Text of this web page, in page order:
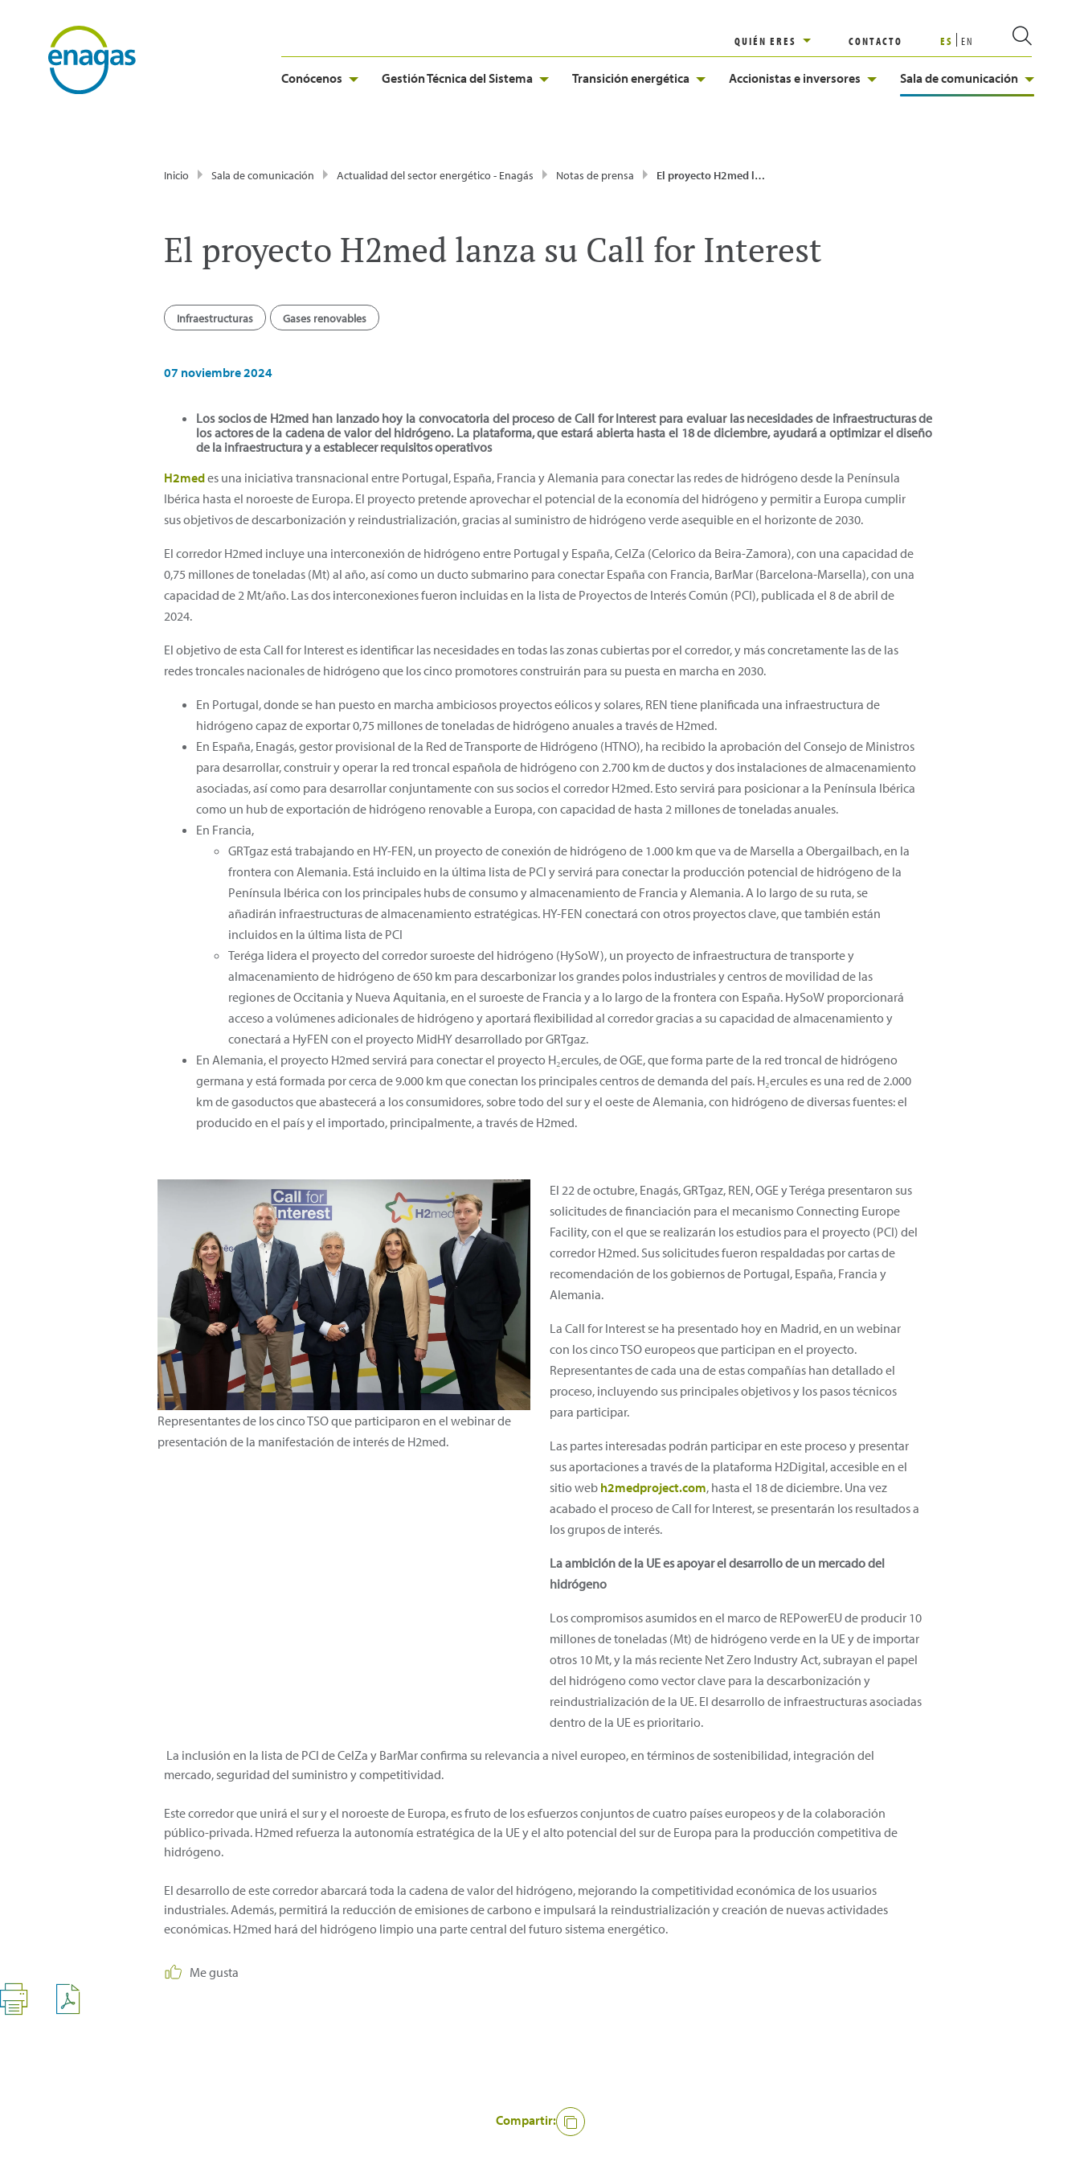
QUIÉN ERES CONTACTO ES EN
Conócenos Gestión Técnica del Sistema Transición energética Accionistas e inversores Sala de comunicación
Inicio Sala de comunicación Actualidad del sector energético - Enagás Notas de prensa El proyecto H2med lanza su Call for Interest
El proyecto H2med lanza su Call for Interest
Infraestructuras Gases renovables
07 noviembre 2024
Los socios de H2med han lanzado hoy la convocatoria del proceso de Call for Interest para evaluar las necesidades de infraestructuras de
los actores de la cadena de valor del hidrógeno. La plataforma, que estará abierta hasta el 18 de diciembre, ayudará a optimizar el diseño
de la infraestructura y a establecer requisitos operativos
H2medes una iniciativa transnacional entre Portugal, España, Francia y Alemania para conectar las redes de hidrógeno desde la Península
Ibérica hasta el noroeste de Europa. El proyecto pretende aprovechar el potencial de la economía del hidrógeno y permitir a Europa cumplir
sus objetivos de descarbonización y reindustrialización, gracias al suministro de hidrógeno verde asequible en el horizonte de 2030.
El corredor H2med incluye una interconexión de hidrógeno entre Portugal y España, CelZa (Celorico da Beira-Zamora), con una capacidad de
0,75 millones de toneladas (Mt) al año, así como un ducto submarino para conectar España con Francia, BarMar (Barcelona-Marsella), con una
capacidad de 2 Mt/año. Las dos interconexiones fueron incluidas en la lista de Proyectos de Interés Común (PCI), publicada el 8 de abril de
2024.
El objetivo de esta Call for Interest es identificar las necesidades en todas las zonas cubiertas por el corredor, y más concretamente las de las
redes troncales nacionales de hidrógeno que los cinco promotores construirán para su puesta en marcha en 2030.
En Portugal, donde se han puesto en marcha ambiciosos proyectos eólicos y solares, REN tiene planificada una infraestructura de
hidrógeno capaz de exportar 0,75 millones de toneladas de hidrógeno anuales a través de H2med.
En España, Enagás, gestor provisional de la Red de Transporte de Hidrógeno (HTNO), ha recibido la aprobación del Consejo de Ministros
para desarrollar, construir y operar la red troncal española de hidrógeno con 2.700 km de ductos y dos instalaciones de almacenamiento
asociadas, así como para desarrollar conjuntamente con sus socios el corredor H2med. Esto servirá para posicionar a la Península Ibérica
como un hub de exportación de hidrógeno renovable a Europa, con capacidad de hasta 2 millones de toneladas anuales.
En Francia,
GRTgaz está trabajando en HY-FEN, un proyecto de conexión de hidrógeno de 1.000 km que va de Marsella a Obergailbach, en la
frontera con Alemania. Está incluido en la última lista de PCI y servirá para conectar la producción potencial de hidrógeno de la
Península Ibérica con los principales hubs de consumo y almacenamiento de Francia y Alemania. A lo largo de su ruta, se
añadirán infraestructuras de almacenamiento estratégicas. HY-FEN conectará con otros proyectos clave, que también están
incluidos en la última lista de PCI
Teréga lidera el proyecto del corredor suroeste del hidrógeno (HySoW), un proyecto de infraestructura de transporte y
almacenamiento de hidrógeno de 650 km para descarbonizar los grandes polos industriales y centros de movilidad de las
regiones de Occitania y Nueva Aquitania, en el suroeste de Francia y a lo largo de la frontera con España. HySoW proporcionará
acceso a volúmenes adicionales de hidrógeno y aportará flexibilidad al corredor gracias a su capacidad de almacenamiento y
conectará a HyFEN con el proyecto MidHY desarrollado por GRTgaz.
En Alemania, el proyecto H2med servirá para conectar el proyecto H₂ercules, de OGE, que forma parte de la red troncal de hidrógeno
germana y está formada por cerca de 9.000 km que conectan los principales centros de demanda del país. H₂ercules es una red de 2.000
km de gasoductos que abastecerá a los consumidores, sobre todo del sur y el oeste de Alemania, con hidrógeno de diversas fuentes: el
producido en el país y el importado, principalmente, a través de H2med.
Representantes de los cinco TSO que participaron en el webinar de
presentación de la manifestación de interés de H2med.
El 22 de octubre, Enagás, GRTgaz, REN, OGE y Teréga presentaron sus
solicitudes de financiación para el mecanismo Connecting Europe
Facility, con el que se realizarán los estudios para el proyecto (PCI) del
corredor H2med. Sus solicitudes fueron respaldadas por cartas de
recomendación de los gobiernos de Portugal, España, Francia y
Alemania.
La Call for Interest se ha presentado hoy en Madrid, en un webinar
con los cinco TSO europeos que participan en el proyecto.
Representantes de cada una de estas compañías han detallado el
proceso, incluyendo sus principales objetivos y los pasos técnicos
para participar.
Las partes interesadas podrán participar en este proceso y presentar
sus aportaciones a través de la plataforma H2Digital, accesible en el
sitio web h2medproject.com, hasta el 18 de diciembre. Una vez
acabado el proceso de Call for Interest, se presentarán los resultados a
los grupos de interés.
La ambición de la UE es apoyar el desarrollo de un mercado del
hidrógeno
Los compromisos asumidos en el marco de REPowerEU de producir 10
millones de toneladas (Mt) de hidrógeno verde en la UE y de importar
otros 10 Mt, y la más reciente Net Zero Industry Act, subrayan el papel
del hidrógeno como vector clave para la descarbonización y
reindustrialización de la UE. El desarrollo de infraestructuras asociadas
dentro de la UE es prioritario.
La inclusión en la lista de PCI de CelZa y BarMar confirma su relevancia a nivel europeo, en términos de sostenibilidad, integración del
mercado, seguridad del suministro y competitividad.
Este corredor que unirá el sur y el noroeste de Europa, es fruto de los esfuerzos conjuntos de cuatro países europeos y de la colaboración
público-privada. H2med refuerza la autonomía estratégica de la UE y el alto potencial del sur de Europa para la producción competitiva de
hidrógeno.
El desarrollo de este corredor abarcará toda la cadena de valor del hidrógeno, mejorando la competitividad económica de los usuarios
industriales. Además, permitirá la reducción de emisiones de carbono e impulsará la reindustrialización y creación de nuevas actividades
económicas. H2med hará del hidrógeno limpio una parte central del futuro sistema energético.
Me gusta
Compartir: